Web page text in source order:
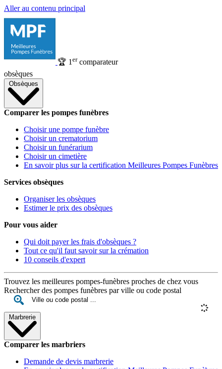
Aller au contenu principal
🏆 1 ercomparateur
obsèques
Obsèques
Comparer les pompes funèbres
Choisir une pompe funèbre
Choisir un crematorium
Choisir un funérarium
Choisir un cimetière
En savoir plus sur la certification Meilleures Pompes Funèbres
Services obsèques
Organiser les obsèques
Estimer le prix des obsèques
Pour vous aider
Qui doit payer les frais d'obsèques ?
Tout ce qu'il faut savoir sur la crémation
10 conseils d'expert
Trouvez les meilleures pompes-funèbres proches de chez vous
Rechercher des pompes funèbres par ville ou code postal
Marbrerie
Comparer les marbriers
Demande de devis marbrerie